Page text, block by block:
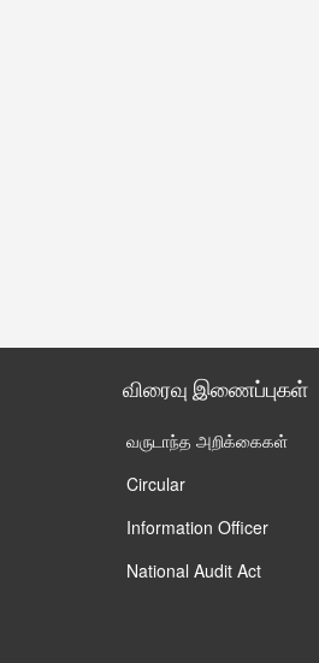
விரைவு இணைப்புகள்
வருடாந்த அறிக்கைகள்
Circular
Information Officer
National Audit Act